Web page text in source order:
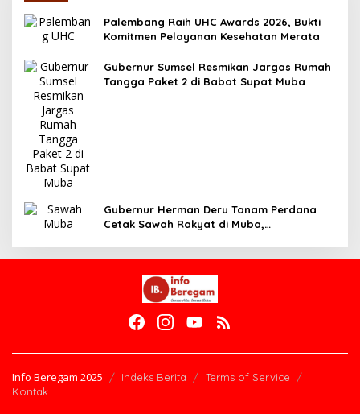
Palembang Raih UHC Awards 2026, Bukti
Komitmen Pelayanan Kesehatan Merata
Gubernur Sumsel Resmikan Jargas Rumah
Tangga Paket 2 di Babat Supat Muba
Gubernur Herman Deru Tanam Perdana
Cetak Sawah Rakyat di Muba,
Info Beregam 2025 Indeks Berita
Terms of Service
Kontak